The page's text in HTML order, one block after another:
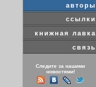
авторы
ссылки
книжная лавка
связь
Следите за нашими
новостями!